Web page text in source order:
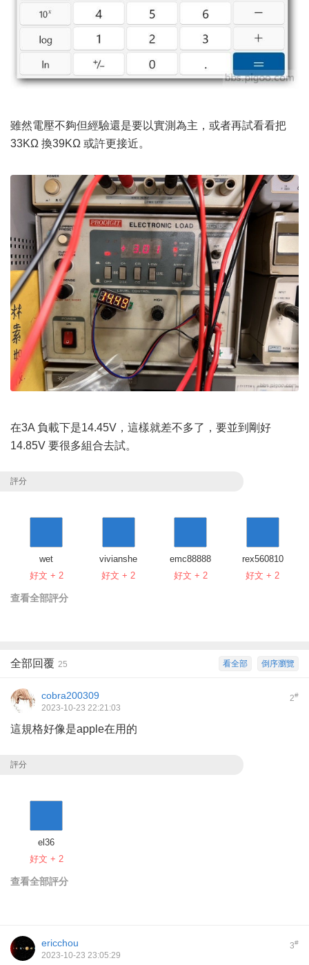
雖然電壓不夠但經驗還是要以實測為主，或者再試看看把
33KΩ 換39KΩ 或許更接近。
在3A 負載下是14.45V，這樣就差不多了，要並到剛好
14.85V 要很多組合去試。
評分
wet
好文 + 2
vivianshe
好文 + 2
emc88888
好文 + 2
rex560810
好文 + 2
查看全部評分
倒序瀏覽
看全部
全部回覆 25
2#
cobra200309
2023-10-23 22:21:03
這規格好像是apple在用的
評分
el36
好文 + 2
查看全部評分
3#
ericchou
2023-10-23 23:05:29